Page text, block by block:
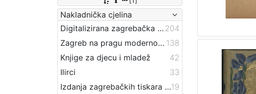
Nakladnička cjelina
Digitalizirana zagrebačka baština 204
Zagreb na pragu modernog doba 138
Knjige za djecu i mladež
42
Ilirci
33
Izdanja zagrebačkih tiskara 17. i 18. stoljeća19